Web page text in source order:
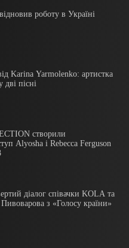
роботу в Україні
Karina Yarmolenko: артистка
дві пісні
створили
Alyosha і Rebecca Ferguson
діалог співачки KOLA та
з «Голосу країни»